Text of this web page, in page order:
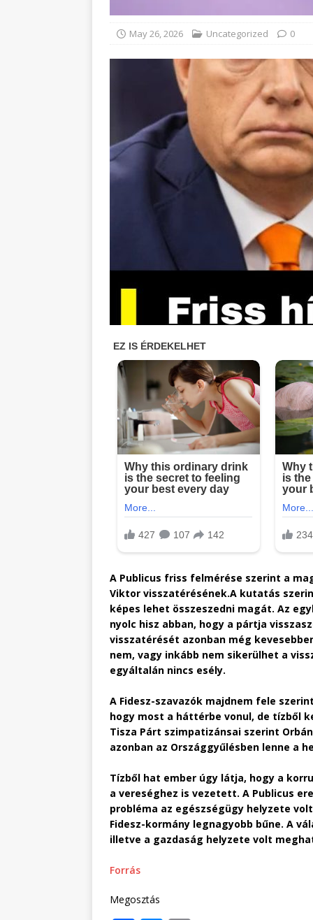
May 26, 2026 Uncategorized 0
A Publicus friss felmérése szerint a
Viktor visszatérésének.A kutatás
képes lehet összeszedni magát. Az
nyolc hisz abban, hogy a pártja
visszatérését azonban még
nem, vagy inkább nem sikerülhet a
egyáltalán nincs esély.
A Fidesz-szavazók majdnem fele
hogy most a háttérbe vonul, de tízből
Tisza Párt szimpatizánsai szerint
azonban az Országgyűlésben lenne a
Tízből hat ember úgy látja, hogy a
a vereséghez is vezetett. A Publicus
probléma az egészségügy helyzete
Fidesz-kormány legnagyobb bűne. A
illetve a gazdaság helyzete volt
Forrás
Megosztás